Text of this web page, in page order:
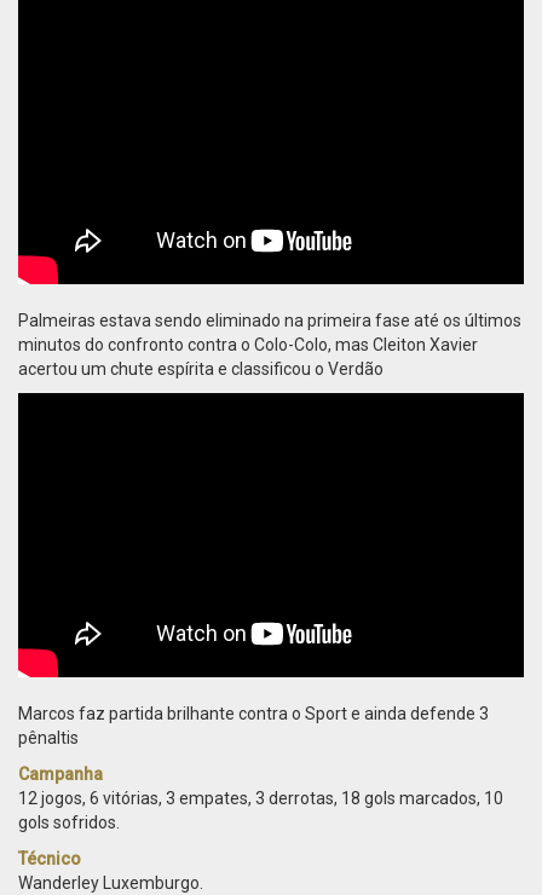
Palmeiras estava sendo eliminado na primeira fase até os últimos
minutos do confronto contra o Colo-Colo, mas Cleiton Xavier
acertou um chute espírita e classificou o Verdão
Marcos faz partida brilhante contra o Sport e ainda defende 3
pênaltis
Campanha
12 jogos, 6 vitórias, 3 empates, 3 derrotas, 18 gols marcados, 10
gols sofridos.
Técnico
Wanderley Luxemburgo.